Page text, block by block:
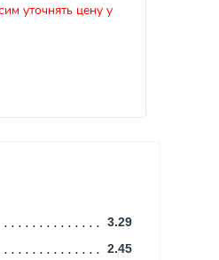
уточнять цену у
3.29
2.45